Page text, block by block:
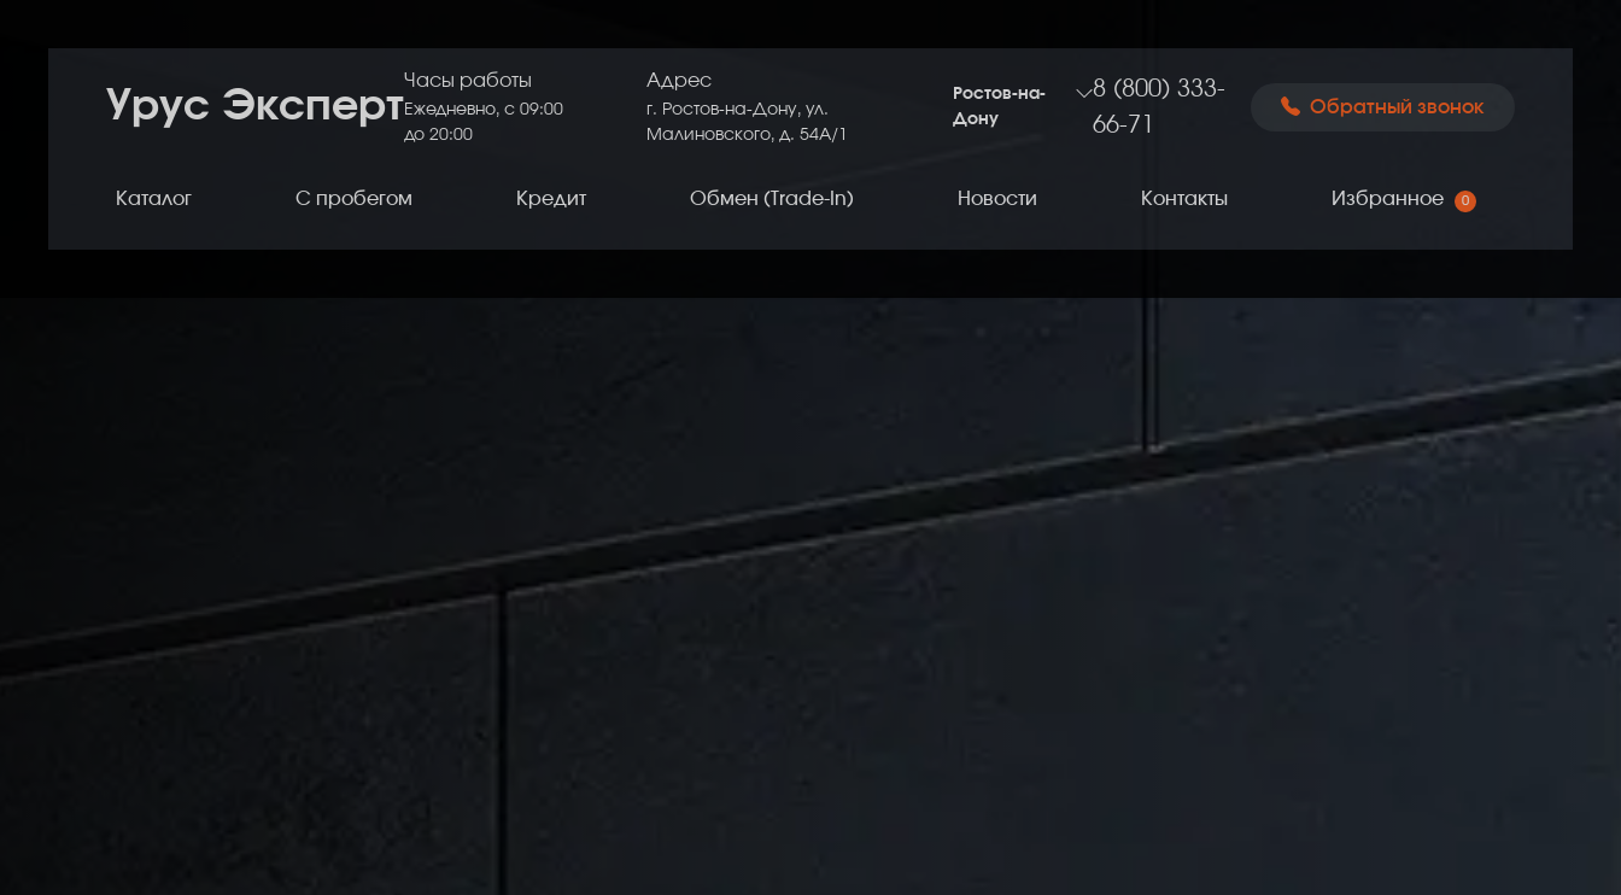
Урус Эксперт
Часы работы
Ежедневно, с 09:00
до 20:00
Адрес
г. Ростов-на-Дону, ул.
Малиновского, д. 54A/1
Ростов-на-
Дону
‪8 (800) 333-
66-71
Обратный звонок
Каталог С пробегом Кредит Обмен (Trade-In) Новости Контакты Избранное 0